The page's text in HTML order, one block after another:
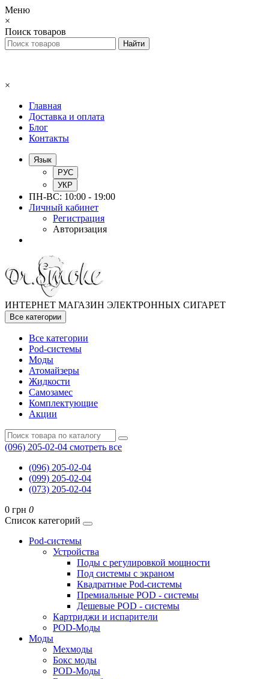
Меню
×
Поиск товаров
×
Главная
Доставка и оплата
Блог
Контакты
Язык
РУС
УКР
ПН-ВС: 10:00 - 19:00
Личный кабинет
Регистрация
Авторизация
ИНТЕРНЕТ МАГАЗИН ЭЛЕКТРОННЫХ СИГАРЕТ
Все категории
Все категории
Pod-системы
Моды
Атомайзеры
Жидкости
Самозамес
Комплектующие
Акции
(096) 205-02-04 смотреть все
(096) 205-02-04
(099) 205-02-04
(073) 205-02-04
0 грн 0
Список категорий
Pod-системы
Устройства
Поды с регулировкой мощности
Под системы с экраном
Квадратные Pod-системы
Премиальные POD - системы
Дешевые POD - системы
Картриджи и испарители
POD-Моды
Моды
Мехмоды
Бокс моды
POD-Моды